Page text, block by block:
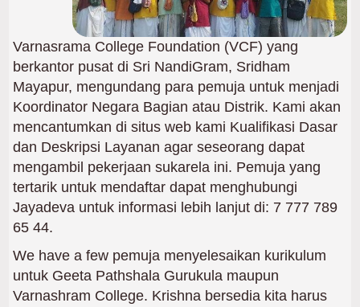
Varnasrama College Foundation (VCF) yang
berkantor pusat di Sri NandiGram, Sridham
Mayapur, mengundang para pemuja untuk menjadi
Koordinator Negara Bagian atau Distrik. Kami akan
mencantumkan di situs web kami Kualifikasi Dasar
dan Deskripsi Layanan agar seseorang dapat
mengambil pekerjaan sukarela ini. Pemuja yang
tertarik untuk mendaftar dapat menghubungi
Jayadeva untuk informasi lebih lanjut di: 7 777 789
65 44.
We have a few pemuja menyelesaikan kurikulum
untuk Geeta Pathshala Gurukula maupun
Varnashram College. Krishna bersedia kita harus